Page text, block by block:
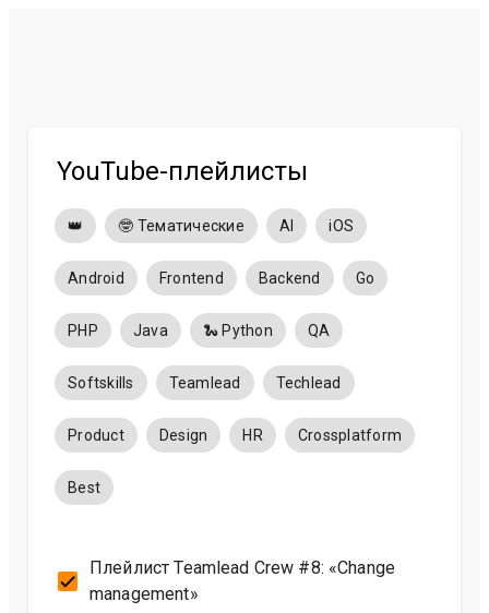
YouTube-плейлисты
👑 🤓 Тематические AI iOS
Android Frontend Backend Go
PHP Java 🐍 Python QA
Softskills Teamlead Techlead
Product Design HR Crossplatform
Best
Плейлист Teamlead Crew #8: «Change
management»